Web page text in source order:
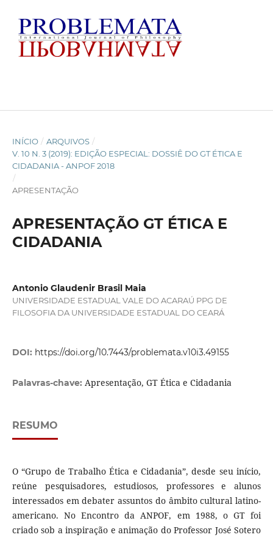
INÍCIO / ARQUIVOS /
V. 10 N. 3 (2019): EDIÇÃO ESPECIAL: DOSSIÊ DO GT ÉTICA E
CIDADANIA - ANPOF 2018
/
APRESENTAÇÃO
APRESENTAÇÃO GT ÉTICA E
CIDADANIA
Antonio Glaudenir Brasil Maia
UNIVERSIDADE ESTADUAL VALE DO ACARAÚ PPG DE
FILOSOFIA DA UNIVERSIDADE ESTADUAL DO CEARÁ
DOI: https://doi.org/10.7443/problemata.v10i3.49155
Palavras-chave: Apresentação, GT Ética e Cidadania
RESUMO
O “Grupo de Trabalho Ética e Cidadania”, desde seu início,
reúne pesquisadores, estudiosos, professores e alunos
interessados em debater assuntos do âmbito cultural latino-
americano. No Encontro da ANPOF, em 1988, o GT foi
criado sob a inspiração e animação do Professor José Sotero